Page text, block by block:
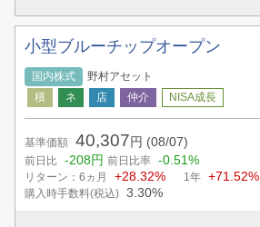
小型ブルーチップオープン
国内株式 野村アセット
基準価額 40,307 円 (08/07)
前日比 -208円 前日比率 -0.51%
リターン：6ヵ月 +28.32% 1年 +71.52%
購入時手数料(税込) 3.30%